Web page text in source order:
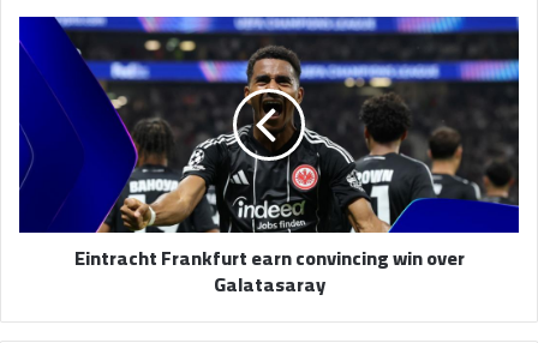
Eintracht
Frankfurt
earn
convincing
win
over
Galatasaray
Eintracht Frankfurt earn convincing win over
Galatasaray